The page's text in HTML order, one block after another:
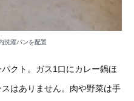
洗濯パンを配置
クト。ガス1口にカレー鍋ほ
はありません。肉や野菜は手